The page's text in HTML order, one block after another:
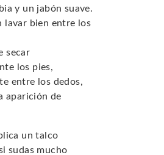
y un jabón suave.
lavar bien entre los
secar
los pies,
entre los dedos,
aparición de
un talco
sudas mucho